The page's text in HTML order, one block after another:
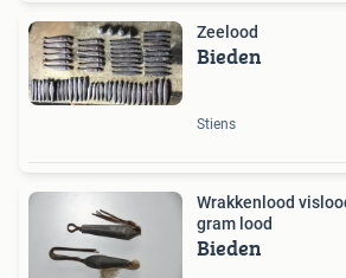
Zeelood
Bieden
Stiens
Wrakkenlood
gram lood
Bieden